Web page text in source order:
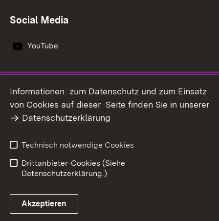
Social Media
YouTube
Impressum
Datenschutz
Erklärung zur
Barrierefreiheit
Benutzungshinweise
Ernährung - Ländlicher
Informationen zum Datenschutz und zum Einsatz
von Cookies auf dieser Seite finden Sie in unserer
Datenschutzerklärung
Technisch notwendige Cookies
Drittanbieter-Cookies (Siehe
Datenschutzerklärung.)
Akzeptieren